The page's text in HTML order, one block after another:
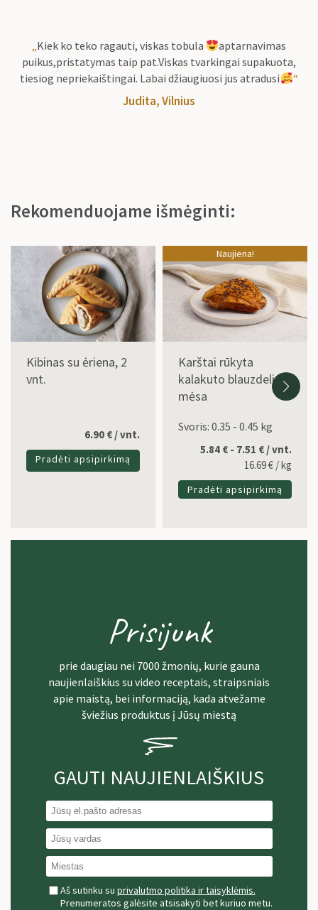
„Kiek ko teko ragauti, viskas tobula
aptarnavimas
puikus,pristatymas taip pat.Viskas tvarkingai supakuota,
tiesiog nepriekaištingai. Labai džiaugiuosi jus atradusi
“
Judita, Vilnius
Rekomenduojame išmėginti:
Kibinas su ėriena, 2
vnt.
Pradėti apsipirkimą
6.90 € / vnt.
Naujiena!
Karštai rūkyta
kalakuto blauzdelių
mėsa
Svoris: 0.35 - 0.45 kg
Pradėti apsipirkimą
5.84 € - 7.51 € / vnt.
16.69€ / kg
Prisijunk
prie daugiau nei 7000 žmonių, kurie gauna
naujienlaiškius su video receptais, straipsniais
apie maistą, bei informaciją, kada atvežame
šviežius produktus į Jūsų miestą
GAUTI NAUJIENLAIŠKIUS
Aš sutinku su privalutmo politika ir taisyklėmis.
Prenumeratos galėsite atsisakyti bet kuriuo metu.